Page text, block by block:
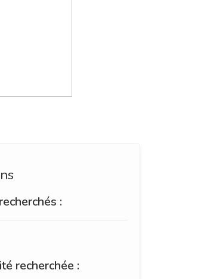
:
recherchée :